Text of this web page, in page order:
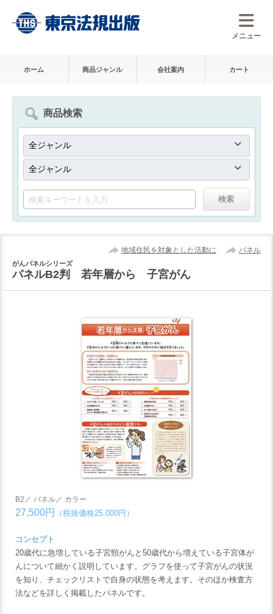
メニュー
ホーム 商品ジャンル 会社案内 カート
商品検索
地域住民を対象とした活動に パネル
がんパネルシリーズ
パネルB2判 若年層から 子宮がん
B2／ パネル／ カラー
27,500円 （税抜価格25,000円）
コンセプト
20歳代に急増している子宮頸がんと50歳代から増えている子宮体が
んについて細かく説明しています。グラフを使って子宮がんの状況
を知り、チェックリストで自身の状態を考えます。そのほか検査方
法などを詳しく掲載したパネルです。